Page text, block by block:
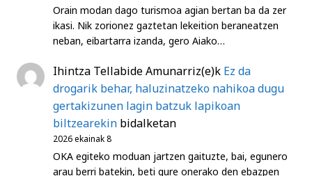
Orain modan dago turismoa agian bertan ba da zer
ikasi. Nik zorionez gaztetan lekeition beraneatzen
neban, eibartarra izanda, gero Aiako…
Ihintza Tellabide Amunarriz(e)k Ez da
drogarik behar, haluzinatzeko nahikoa dugu
gertakizunen lagin batzuk lapikoan
biltzearekin bidalketan
2026 ekainak 8
OKA egiteko moduan jartzen gaituzte, bai, egunero
arau berri batekin, beti gure onerako den ebazpen